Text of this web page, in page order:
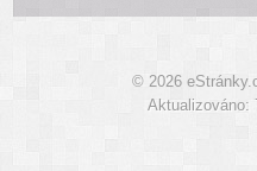
© 2026
Aktualizováno: